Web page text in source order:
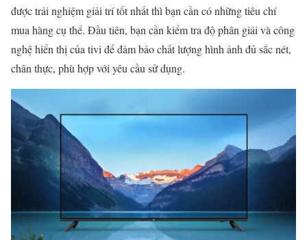
được trải nghiệm giải trí tốt nhất thì bạn cần có những tiêu chí
mua hàng cụ thể. Đầu tiên, bạn cần kiểm tra độ phân giải và công
nghệ hiển thị của tivi để đảm bảo chất lượng hình ảnh đủ sắc nét,
chân thực, phù hợp với yêu cầu sử dụng.